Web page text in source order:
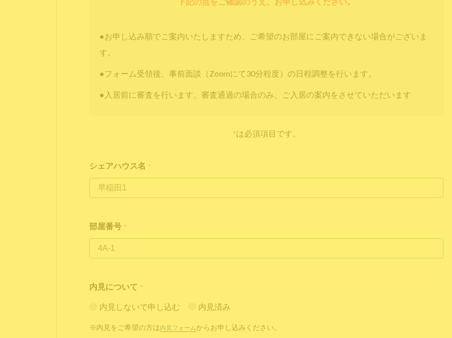
●お申し込み順でご案内いたしますため、ご希望のお部屋にご案内できない場合がございま
す。
●フォーム受領後、事前面談（Zoomにて30分程度）の日程調整を行います。
●入居前に審査を行います。審査通過の場合のみ、ご入居の案内をさせていただいます
*は必須項目です。
シェアハウス名 *
部屋番号 *
内見について *
内見しないで申し込む 内見済み
※内見をご希望の方は 内見フォームからお申し込みください。